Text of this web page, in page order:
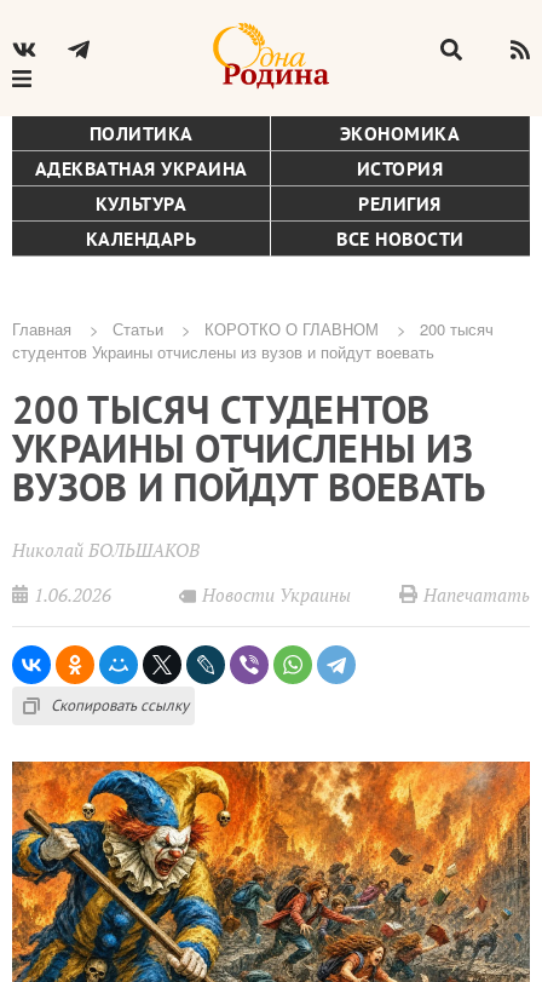
ПОЛИТИКА
ЭКОНОМИКА
АДЕКВАТНАЯ УКРАИНА
ИСТОРИЯ
КУЛЬТУРА
РЕЛИГИЯ
КАЛЕНДАРЬ
ВСЕ НОВОСТИ
Строка
навигации
Главная Статьи КОРОТКО О ГЛАВНОМ
200 тысяч
студентов Украины отчислены из вузов и пойдут воевать
200 ТЫСЯЧ СТУДЕНТОВ
УКРАИНЫ ОТЧИСЛЕНЫ ИЗ
ВУЗОВ И ПОЙДУТ ВОЕВАТЬ
Николай БОЛЬШАКОВ
1.06.2026
Новости Украины Напечатать
Скопировать ссылку